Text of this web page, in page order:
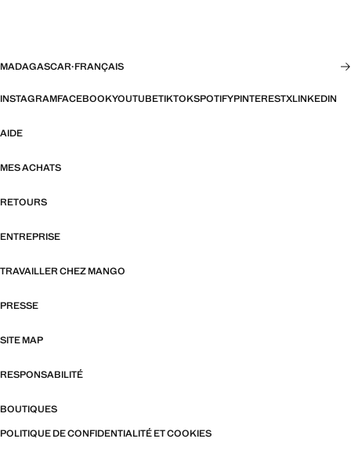
MADAGASCAR·FRANÇAIS
INSTAGRAMFACEBOOKYOUTUBETIKTOKSPOTIFYPINTERESTXLINKEDIN
AIDE
MES ACHATS
RETOURS
ENTREPRISE
TRAVAILLER CHEZ MANGO
PRESSE
SITE MAP
RESPONSABILITÉ
BOUTIQUES
POLITIQUE DE CONFIDENTIALITÉ ET COOKIES